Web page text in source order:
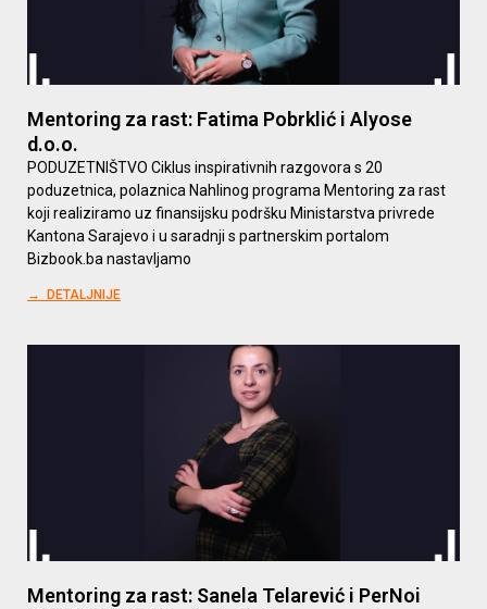
Mentoring za rast: Fatima Pobrklić i Alyose
d.o.o.
PODUZETNIŠTVO Ciklus inspirativnih razgovora s 20
poduzetnica, polaznica Nahlinog programa Mentoring za rast
koji realiziramo uz finansijsku podršku Ministarstva privrede
Kantona Sarajevo i u saradnji s partnerskim portalom
Bizbook.ba nastavljamo
→ DETALJNIJE
Mentoring za rast: Sanela Telarević i PerNoi